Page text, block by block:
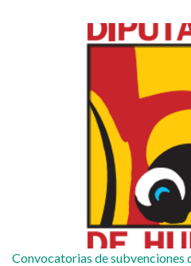
Convocatorias de subvenciones